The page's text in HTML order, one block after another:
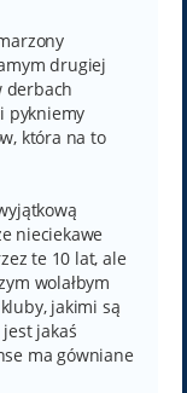
drugiej
derbach
pykniemy
która na to
nieciekawe
te 10 lat, ale
wolałbym
jakimi są
jakaś
ma gówniane